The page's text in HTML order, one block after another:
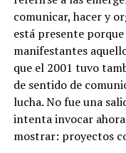
comunicar, hacer y
está presente
manifestantes
que el 2001 tuvo
de sentido de
lucha. No fue una
intenta invocar
mostrar: proyectos